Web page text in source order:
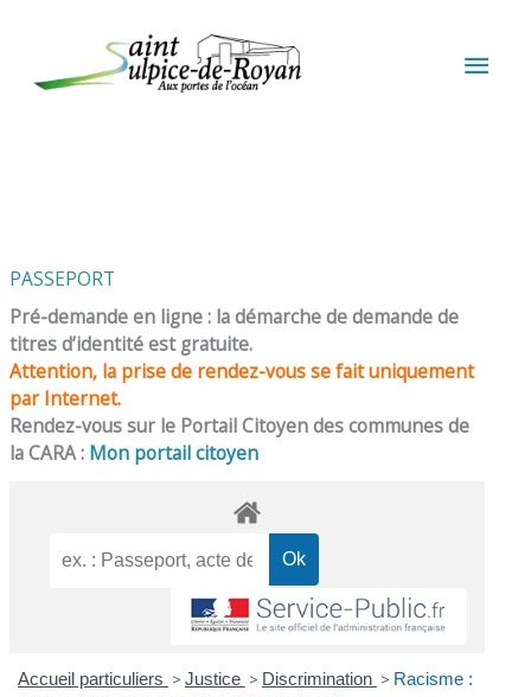
PASSEPORT
Pré-demande en ligne : la démarche de demande de
titres d’identité est gratuite.
Attention, la prise de rendez-vous se fait uniquement
par Internet.
Rendez-vous sur le Portail Citoyen des communes de
la CARA : Mon portail citoyen
Accueil particuliers > Justice > Discrimination > Racisme :